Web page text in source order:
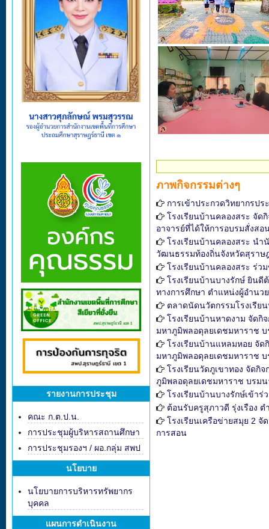
รายงานการประชุม
คณะ ก.ต.ป.น.
การประชุมผู้บริหารสถานศึกษา
การประชุมรองฯ / ผอ.กลุ่ม สพป
นโยบาย
นโยบายการบริหารทรัพยากร
บุคคล
แผนการดำเนินงาน
ภาพกิจกรรมต่างๆ
การเข้าประกวดวิทยากรป
โรงเรียนบ้านคลองสระ จัด
อาจารย์ที่ได้ให้การอบรมสั่งส
โรงเรียนบ้านคลองสระ น
วัฒนธรรมท้องถิ่นจังหวัดสุราษ
โรงเรียนบ้านคลองสระ ร่ว
โรงเรียนบ้านบางรักษ์ ยิน
ทางการศึกษา ตำแหน่งผู้อำนว
ตลาดนัดนวัตกรรมโรงเรีย
โรงเรียนบ้านหาดงาม จัดกิ
มหาภูมิพลอดุลยเดชมหาราช
โรงเรียนบ้านแหลมหอย จั
มหาภูมิพลอดุลยเดชมหาราช
โรงเรียนวัดภูเขาทอง จัดกิ
ภูมิพลอดุลยเดชมหาราช บรม
โรงเรียนบ้านบางรักษ์เข้า
ต้อนรับครูสุภาวดี รุ่งเรือง
โรงเรียนเครือข่ายสมุย 2
การสอน